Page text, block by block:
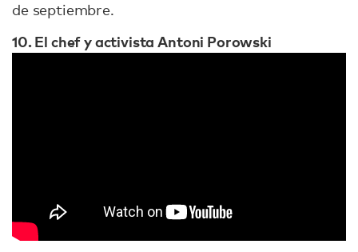
de septiembre.
10. El chef y activista Antoni Porowski